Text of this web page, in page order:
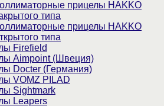
прицелы HAKKO
типа
прицелы HAKKO
типа
Firefield
Aimpoint (Швеция)
Docter (Германия)
VOMZ PILAD
Sightmark
Leapers